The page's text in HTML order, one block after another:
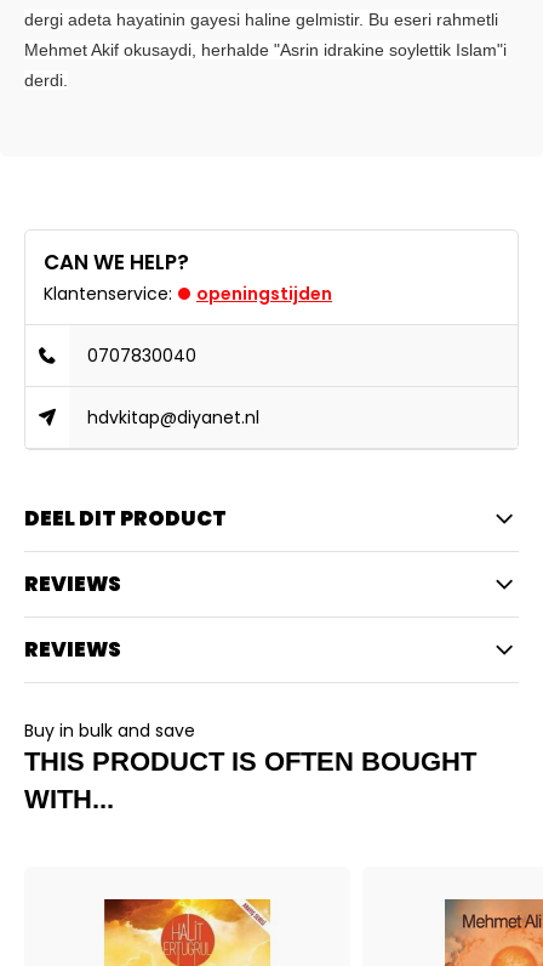
dergi adeta hayatinin gayesi haline gelmistir. Bu eseri rahmetli
Mehmet Akif okusaydi, herhalde "Asrin idrakine soylettik Islam"i
derdi.
CAN WE HELP?
Klantenservice: openingstijden
0707830040
hdvkitap@diyanet.nl
DEEL DIT PRODUCT
REVIEWS
REVIEWS
Buy in bulk and save
THIS PRODUCT IS OFTEN BOUGHT
WITH...